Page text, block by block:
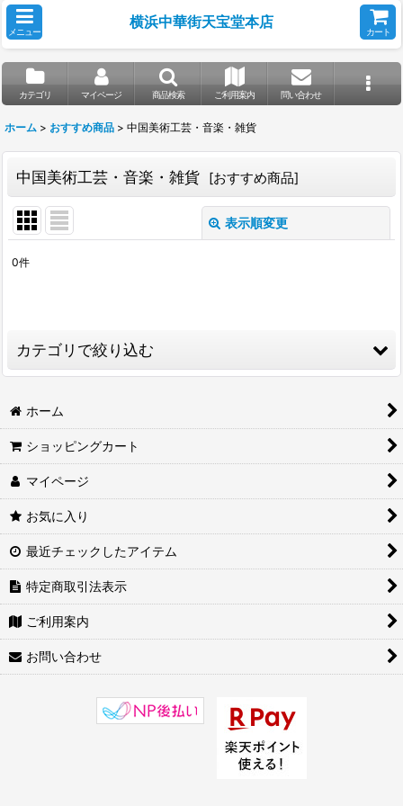
メニュー
横浜中華街天宝堂本店
カート
カテゴリ マイページ 商品検索 ご利用案内 問い合わせ
ホーム > おすすめ商品 > 中国美術工芸・音楽・雑貨
中国美術工芸・音楽・雑貨 [おすすめ商品]
表示順変更
並び順:
0件
カテゴリで絞り込む
中国美術工芸・音楽・雑貨 (全商品)
白檀扇子
中国楽器・チャルメラ・銅鑼
ろうけつ染め
夜光杯
鼻煙壷
中国飾り縁起物
中国美術工芸・音楽・雑貨その他
ホーム
ショッピングカート
マイページ
お気に入り
最近チェックしたアイテム
特定商取引法表示
ご利用案内
お問い合わせ